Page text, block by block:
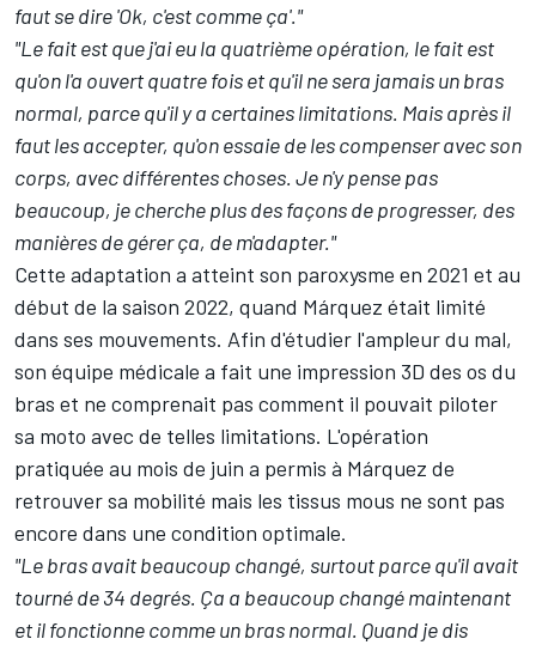
faut se dire 'Ok, c'est comme ça'."
"Le fait est que j'ai eu la quatrième opération, le fait est
qu'on l'a ouvert quatre fois et qu'il ne sera jamais un bras
normal, parce qu'il y a certaines limitations. Mais après il
faut les accepter, qu'on essaie de les compenser avec son
corps, avec différentes choses. Je n'y pense pas
beaucoup, je cherche plus des façons de progresser, des
manières de gérer ça, de m'adapter."
Cette adaptation a atteint son paroxysme en 2021 et au
début de la saison 2022, quand Márquez était limité
dans ses mouvements. Afin d'étudier l'ampleur du mal,
son équipe médicale a fait une impression 3D des os du
bras et ne comprenait pas comment il pouvait piloter
sa moto avec de telles limitations. L'opération
pratiquée au mois de juin a permis à Márquez de
retrouver sa mobilité mais les tissus mous ne sont pas
encore dans une condition optimale.
"Le bras avait beaucoup changé, surtout parce qu'il avait
tourné de 34 degrés. Ça a beaucoup changé maintenant
et il fonctionne comme un bras normal. Quand je dis